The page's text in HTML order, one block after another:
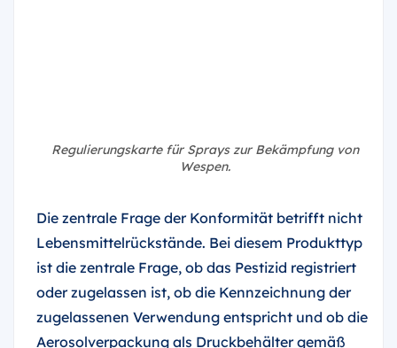
Regulierungskarte für Sprays zur Bekämpfung von
Wespen.
Die zentrale Frage der Konformität betrifft nicht
Lebensmittelrückstände. Bei diesem Produkttyp
ist die zentrale Frage, ob das Pestizid registriert
oder zugelassen ist, ob die Kennzeichnung der
zugelassenen Verwendung entspricht und ob die
Aerosolverpackung als Druckbehälter gemäß